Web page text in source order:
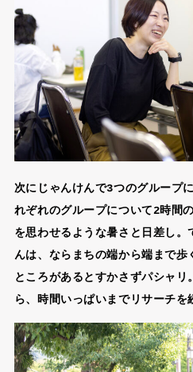
次にじゃんけんで3つのグループ
れぞれのグループについて2時間
を思わせるような暑さと日差し。
んは、ならまちの端から端まで
ところがあるとすかさずパシャ
ら、時間いっぱいまでリサーチを